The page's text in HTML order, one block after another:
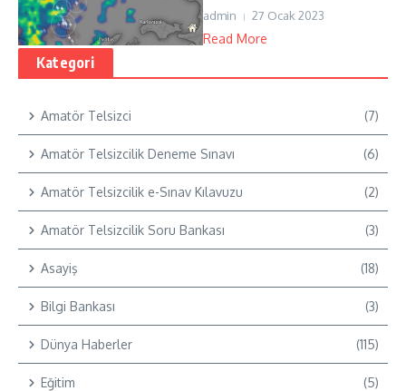
admin 27 Ocak 2023
Read More
Kategori
Amatör Telsizci (7)
Amatör Telsizcilik Deneme Sınavı (6)
Amatör Telsizcilik e-Sınav Kılavuzu (2)
Amatör Telsizcilik Soru Bankası (3)
Asayiş (18)
Bilgi Bankası (3)
Dünya Haberler (115)
Eğitim (5)